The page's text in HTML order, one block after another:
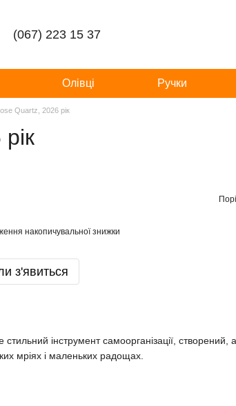
(067) 223 15 37
Олівці Ручки
Quartz, 2026 рік
накопичувальної знижки
з'явиться
інструмент самоорганізації, створений,
мріях і маленьких радощах.